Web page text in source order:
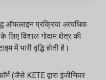
ऑफलाइन प्रक्रिया अत्यधिक
विशाल गोदाम क्षेत्र की
में भारी वृद्धि होती है।
(जैसे KETE द्वारा इंजीनियर